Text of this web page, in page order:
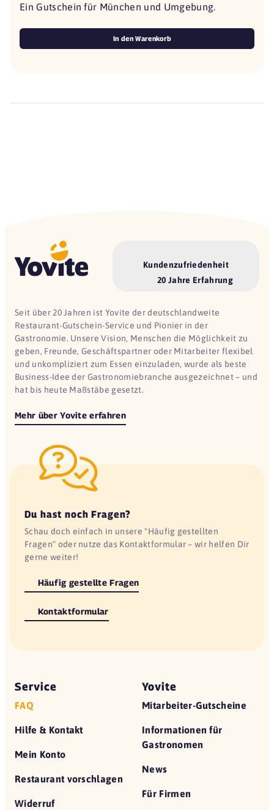
Ein Gutschein für München und Umgebung.
In den Warenkorb
Kundenzufriedenheit
20 Jahre Erfahrung
Seit über 20 Jahren ist Yovite der deutschlandweite
Restaurant-Gutschein-Service und Pionier in der
Gastronomie. Unsere Vision, Menschen die Möglichkeit zu
geben, Freunde, Geschäftspartner oder Mitarbeiter flexibel
und unkompliziert zum Essen einzuladen, wurde als beste
Business-Idee der Gastronomiebranche ausgezeichnet – und
hat bis heute Maßstäbe gesetzt.
Mehr über Yovite erfahren
Du hast noch Fragen?
Schau doch einfach in unsere "Häufig gestellten
Fragen" oder nutze das Kontaktformular – wir helfen Dir
gerne weiter!
Häufig gestellte Fragen
Kontaktformular
Service
FAQ
Hilfe & Kontakt
Mein Konto
Restaurant vorschlagen
Widerruf
Yovite
Mitarbeiter-Gutscheine
Informationen für
Gastronomen
News
Für Firmen